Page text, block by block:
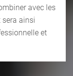
avec les
sera ainsi
et